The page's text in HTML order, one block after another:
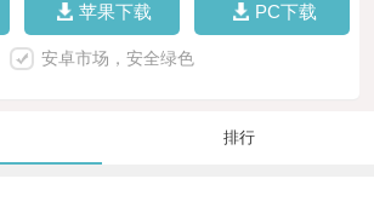
苹果下载 PC下载
安卓市场，安全绿色
排行